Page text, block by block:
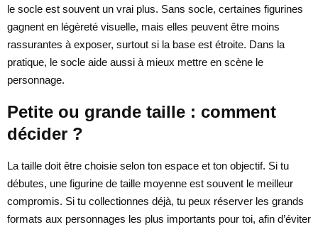
le socle est souvent un vrai plus. Sans socle, certaines figurines
gagnent en légèreté visuelle, mais elles peuvent être moins
rassurantes à exposer, surtout si la base est étroite. Dans la
pratique, le socle aide aussi à mieux mettre en scène le
personnage.
Petite ou grande taille : comment
décider ?
La taille doit être choisie selon ton espace et ton objectif. Si tu
débutes, une figurine de taille moyenne est souvent le meilleur
compromis. Si tu collectionnes déjà, tu peux réserver les grands
formats aux personnages les plus importants pour toi, afin d’éviter